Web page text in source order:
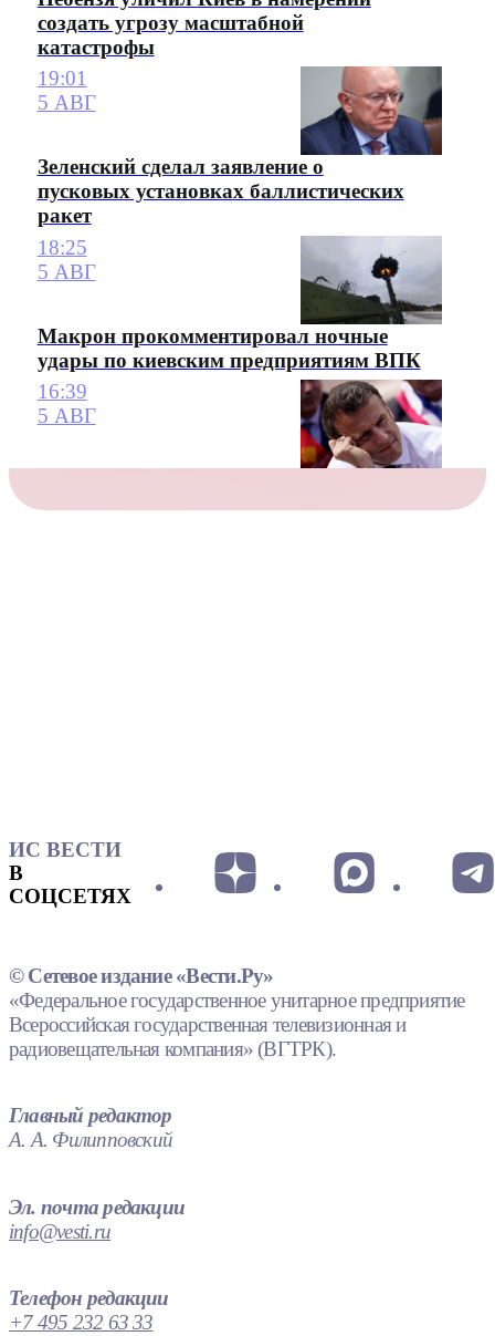
создать угрозу масштабной
катастрофы
19:01
5 АВГ
Зеленский сделал заявление о
пусковых установках баллистических
ракет
18:25
5 АВГ
Макрон прокомментировал ночные
удары по киевским предприятиям ВПК
16:39
5 АВГ
ИС ВЕСТИ
В
СОЦСЕТЯХ
© Сетевое издание «Вести.Ру»
«Федеральное государственное унитарное предприятие
Всероссийская государственная телевизионная и
радиовещательная компания» (ВГТРК).
Главный редактор
А. А. Филипповский
Эл. почта редакции
info@vesti.ru
Телефон редакции
+7 495 232 63 33